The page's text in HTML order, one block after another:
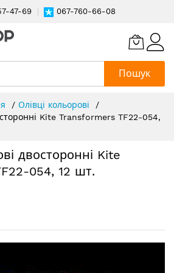
47-69 067-760-66-08
Пошук
Олівці кольорові
Kite Transformers TF22-054,
двосторонні Kite
054, 12 шт.